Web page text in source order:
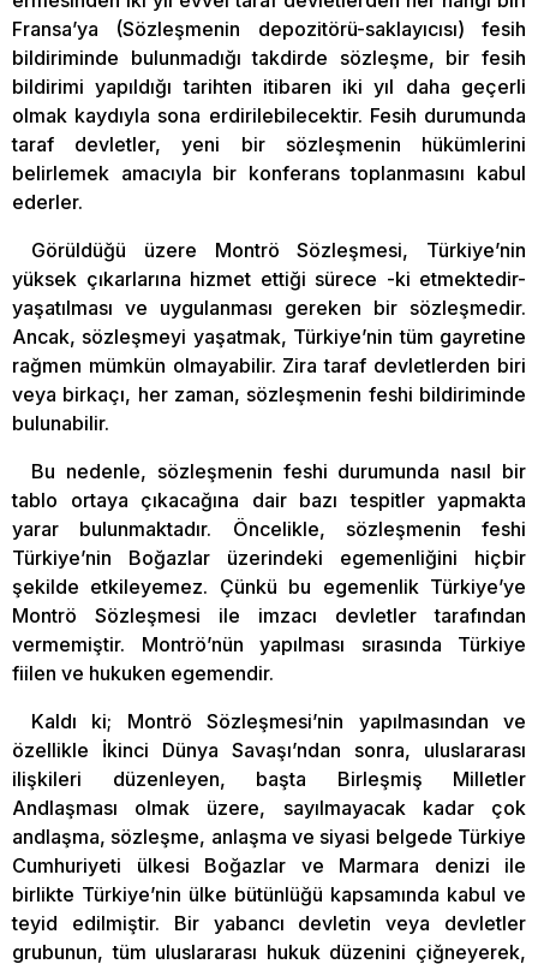
Fransa’ya (Sözleşmenin depozitörü-saklayıcısı) fesih
bildiriminde bulunmadığı takdirde sözleşme, bir fesih
bildirimi yapıldığı tarihten itibaren iki yıl daha geçerli
olmak kaydıyla sona erdirilebilecektir. Fesih durumunda
taraf devletler, yeni bir sözleşmenin hükümlerini
belirlemek amacıyla bir konferans toplanmasını kabul
ederler.
Görüldüğü üzere Montrö Sözleşmesi, Türkiye’nin
yüksek çıkarlarına hizmet ettiği sürece -ki etmektedir-
yaşatılması ve uygulanması gereken bir sözleşmedir.
Ancak, sözleşmeyi yaşatmak, Türkiye’nin tüm gayretine
rağmen mümkün olmayabilir. Zira taraf devletlerden biri
veya birkaçı, her zaman, sözleşmenin feshi bildiriminde
bulunabilir.
Bu nedenle, sözleşmenin feshi durumunda nasıl bir
tablo ortaya çıkacağına dair bazı tespitler yapmakta
yarar bulunmaktadır. Öncelikle, sözleşmenin feshi
Türkiye’nin Boğazlar üzerindeki egemenliğini hiçbir
şekilde etkileyemez. Çünkü bu egemenlik Türkiye’ye
Montrö Sözleşmesi ile imzacı devletler tarafından
vermemiştir. Montrö’nün yapılması sırasında Türkiye
fiilen ve hukuken egemendir.
Kaldı ki; Montrö Sözleşmesi’nin yapılmasından ve
özellikle İkinci Dünya Savaşı’ndan sonra, uluslararası
ilişkileri düzenleyen, başta Birleşmiş Milletler
Andlaşması olmak üzere, sayılmayacak kadar çok
andlaşma, sözleşme, anlaşma ve siyasi belgede Türkiye
Cumhuriyeti ülkesi Boğazlar ve Marmara denizi ile
birlikte Türkiye’nin ülke bütünlüğü kapsamında kabul ve
teyid edilmiştir. Bir yabancı devletin veya devletler
grubunun, tüm uluslararası hukuk düzenini çiğneyerek,